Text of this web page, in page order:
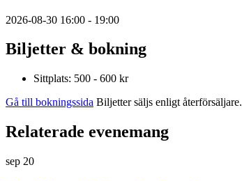
2026-08-30 16:00 - 19:00
Biljetter & bokning
Sittplats: 500 - 600 kr
Gå till bokningssida Biljetter säljs enligt återförsäljare.
Relaterade evenemang
sep 20